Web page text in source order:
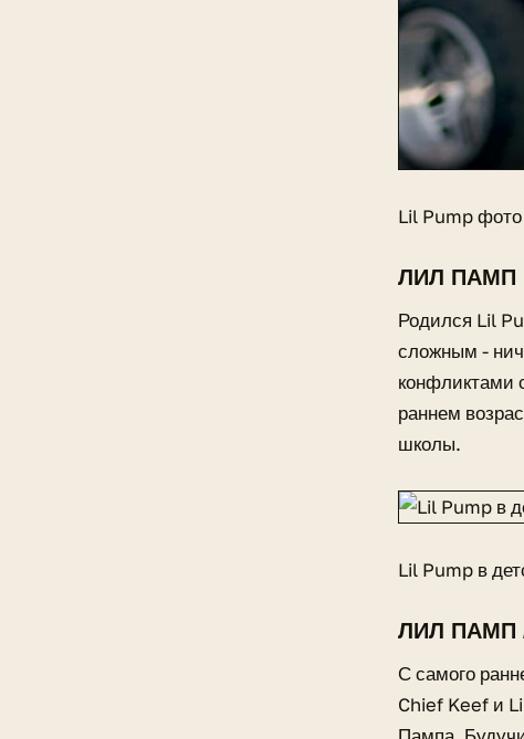
Lil Pump фото
ЛИЛ ПАМП
Родился Lil
сложным -
конфликтами
раннем
школы.
Lil Pump в
ЛИЛ ПАМП
С самого
Chief Keef и